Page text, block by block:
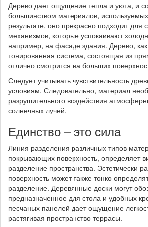
Дерево дает ощущение тепла и уюта, и
большинством материалов,
результате, оно прекрасно подходит для
механизмов, которые успокаивают
например, на фасаде здания. Дерево, как
тонированная система, состоящая из
отлично смотрится на больших
Следует учитывать чувствительность
условиям. Следовательно, материал
разрушительного воздействия
солнечных лучей.
Единство – это сила
Линия разделения различных типов
покрывающих поверхность, определяет
разделение пространства. Эстетически
поверхность может также тонко
разделение. Деревянные доски могут
предназначенное для стола и удобных
песчаных панелей дает ощущение
растягивая пространство террасы.